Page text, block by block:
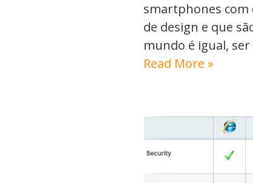
smartphones com
de design e que
mundo é igual,
Read More »